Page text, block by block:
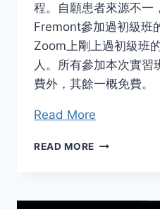
程。自願患者來源不一
Fremont參加過初級班
Zoom上剛上過初級班
人。所有參加本次實習
費外，其餘一概免費。
Read More
READ MORE MZI
功